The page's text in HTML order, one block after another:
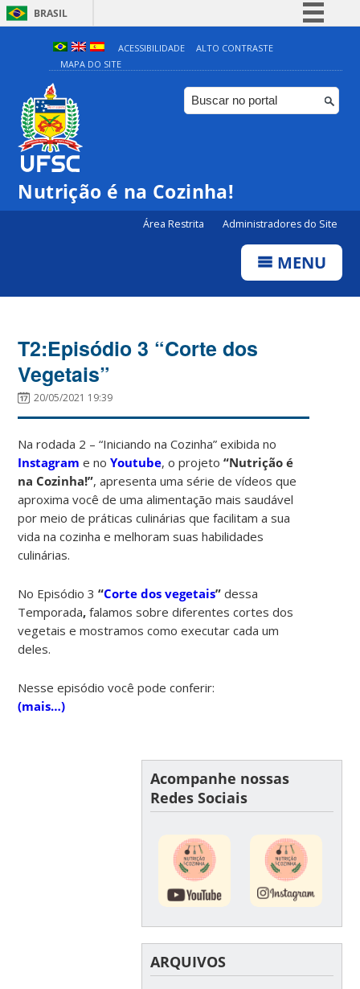
BRASIL
Simplifique!
Comunica BR
Participe
ACESSIBILIDADE
ALTO CONTRASTE
MAPA DO SITE
Nutrição é na Cozinha!
Área Restrita Administradores do Site
MENU
T2:Episódio 3 “Corte dos
Vegetais”
20/05/2021 19:39
Na rodada 2 – “Iniciando na Cozinha”exibida no
Instagram e noYoutube, o projeto“Nutrição é
na Cozinha!”, apresenta uma série de vídeos que
aproxima você de uma alimentação mais saudável
por meio de práticas culinárias que facilitam a sua
vida na cozinha e melhoram suas habilidades
culinárias.
No Episódio 3“Corte dos vegetais”dessa
Temporada, falamos sobre diferentes cortes dos
vegetais e mostramos como executar cada um
deles.
Nesse episódio você pode conferir:
(mais…)
Acompanhe nossas
Redes Sociais
ARQUIVOS